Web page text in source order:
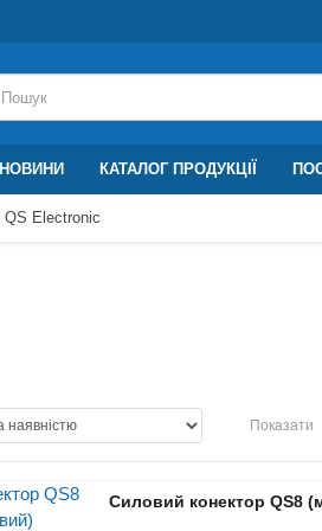
НОВИНИ КАТАЛОГ ПРОДУКЦІЇ
QS Electronic
Показати
Силовий конектор QS8